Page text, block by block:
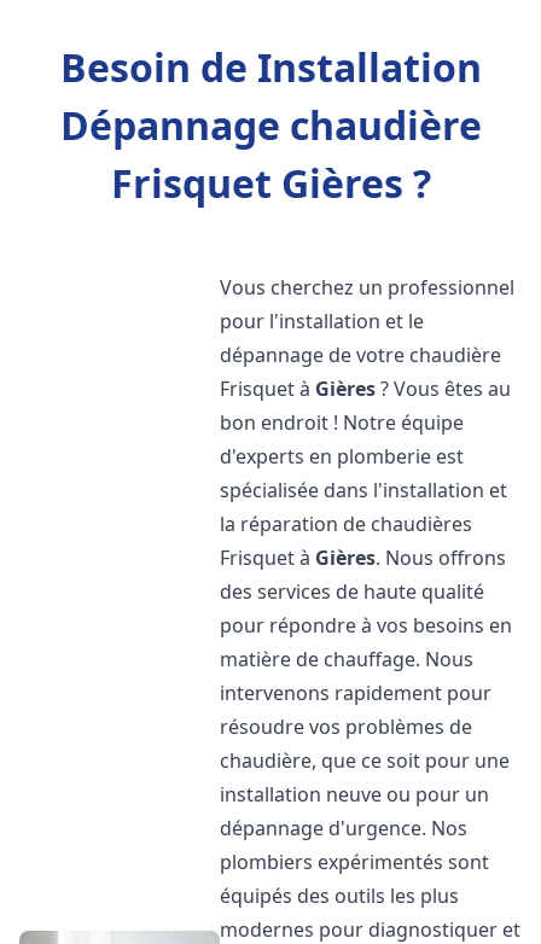
Besoin de Installation
Dépannage chaudière
Frisquet Gières ?
Vous cherchez un professionnel
pour l'installation et le
dépannage de votre chaudière
Frisquet à Gières? Vous êtes au
bon endroit ! Notre équipe
d'experts en plomberie est
spécialisée dans l'installation et
la réparation de chaudières
Frisquet à Gières. Nous offrons
des services de haute qualité
pour répondre à vos besoins en
matière de chauffage. Nous
intervenons rapidement pour
résoudre vos problèmes de
chaudière, que ce soit pour une
installation neuve ou pour un
dépannage d'urgence. Nos
plombiers expérimentés sont
équipés des outils les plus
modernes pour diagnostiquer et